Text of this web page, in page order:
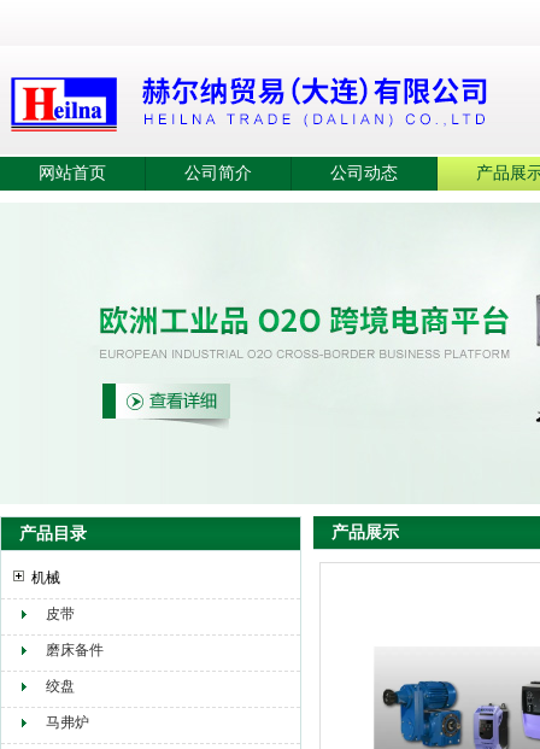
赫尔纳贸易（大连）有限公司
网站首页 公司简介 公司动态 产品展
产品目录
机械
皮带
磨床备件
绞盘
马弗炉
产品展示